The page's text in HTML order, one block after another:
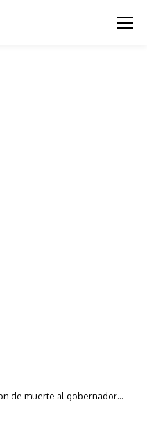
de muerte al gobernador